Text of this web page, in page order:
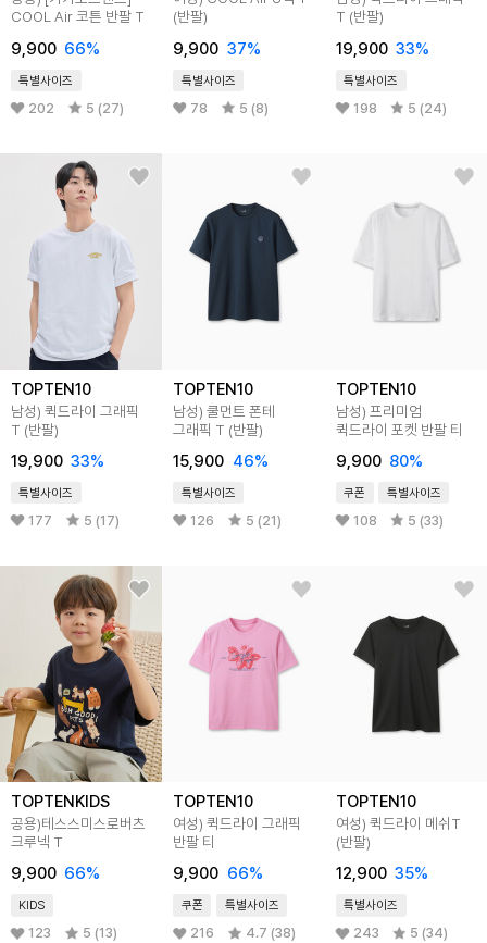
COOL Air 코튼 반팔 T
9,900 66%
특별사이즈
202 5 (27)
(반팔)
9,900 37%
특별사이즈
78 5 (8)
T (반팔)
19,900 33%
특별사이즈
198 5 (24)
TOPTEN10
남성) 퀵드라이 그래픽
T (반팔)
19,900 33%
특별사이즈
177 5 (17)
TOPTEN10
남성) 쿨먼트 폰테
그래픽 T (반팔)
15,900 46%
특별사이즈
126 5 (21)
TOPTEN10
남성) 프리미엄
퀵드라이 포켓 반팔 티
9,900 80%
쿠폰 특별사이즈
108 5 (33)
TOPTENKIDS
공용)테스스미스로버츠
크루넥 T
9,900 66%
KIDS
123 5 (13)
TOPTEN10
여성) 퀵드라이 그래픽
반팔 티
9,900 66%
쿠폰 특별사이즈
216 4.7 (38)
TOPTEN10
여성) 퀵드라이 메쉬T
(반팔)
12,900 35%
특별사이즈
243 5 (34)